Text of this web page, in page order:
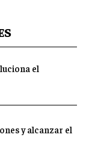
el
y alcanzar el